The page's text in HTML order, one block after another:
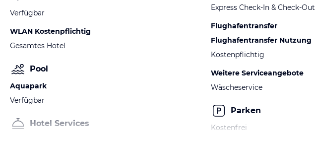
Verfügbar
WLAN Kostenpflichtig
Gesamtes Hotel
Pool
Aquapark
Verfügbar
Hotel Services
Express Check-In & Check-Out
Flughafentransfer
Flughafentransfer Nutzung
Kostenpflichtig
Weitere Serviceangebote
Wäscheservice
Parken
Kostenfrei